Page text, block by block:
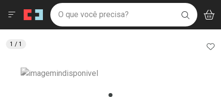
Drogaria São Paulo
Ir direto para a home
pela página
Ir direto para o conteúdo
Ir direto para a busca
Ir direto para a conta
Ir direto para a notificações
Ir direto para o carrinho
Faça a sua busca
O que você precisa? BUSCAR
Menu
1 / 1